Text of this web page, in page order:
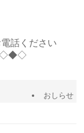
話ください
おしらせ